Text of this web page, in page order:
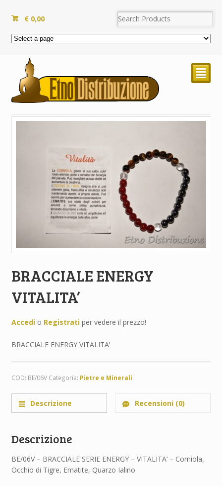
€ 0,00
²
BRACCIALE ENERGY
VITALITA’
Accedio Registratiper vedere il prezzo!
BRACCIALE ENERGY VITALITA’
COD: BE/06V Categoria: Pietre e Minerali
Descrizione Recensioni (0)
Descrizione
BE/06V – BRACCIALE SERIE ENERGY – VITALITA’ – Corniola,
Occhio di Tigre, Ematite, Quarzo Ialino